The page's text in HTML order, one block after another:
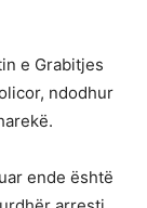
e Grabitjes
ndodhur
ende është